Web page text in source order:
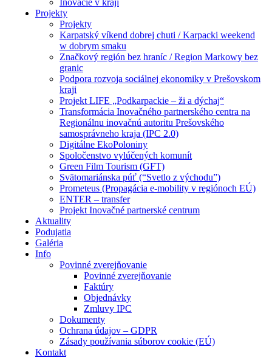
Inovácie v kraji
Projekty
Projekty
Karpatský víkend dobrej chuti / Karpacki weekend
w dobrym smaku
Značkový región bez hraníc / Region Markowy bez
granic
Podpora rozvoja sociálnej ekonomiky v Prešovskom
kraji
Projekt LIFE „Podkarpackie – ži a dýchaj“
Transformácia Inovačného partnerského centra na
Regionálnu inovačnú autoritu Prešovského
samosprávneho kraja (IPC 2.0)
Digitálne EkoPoloniny
Spoločenstvo vylúčených komunít
Green Film Tourism (GFT)
Svätomariánska púť (“Svetlo z východu”)
Prometeus (Propagácia e-mobility v regiónoch EÚ)
ENTER – transfer
Projekt Inovačné partnerské centrum
Aktuality
Podujatia
Galéria
Info
Povinné zverejňovanie
Povinné zverejňovanie
Faktúry
Objednávky
Zmluvy IPC
Dokumenty
Ochrana údajov – GDPR
Zásady používania súborov cookie (EÚ)
Kontakt